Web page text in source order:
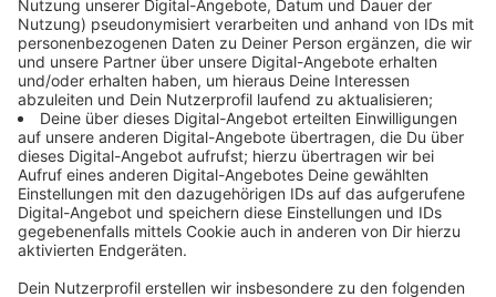
baut an 36 Standorten neue Ladesäulen mit 72
Ladepunkten. Vierzehn Säulen sind bereits in Betrieb,
die restlichen sollen in den kommenden Wochen
folgen.
Das Besondere: Die Säulen werden da gebaut, wo sie
gebraucht werden – zum Beispiel in Wohngebieten, in
denen viele E-Autos zugelassen sind. Dafür hat das
Unternehmen auf Analysen zurückgegriffen. Die
Säulen sind einfach zu Nutzen: Bezahlen kann man per